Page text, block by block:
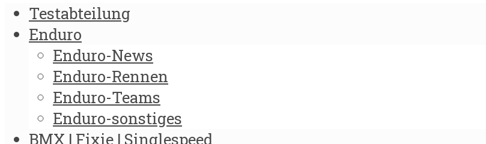
Testabteilung
Enduro
Enduro-News
Enduro-Rennen
Enduro-Teams
Enduro-sonstiges
BMX | Fixie | Singlespeed